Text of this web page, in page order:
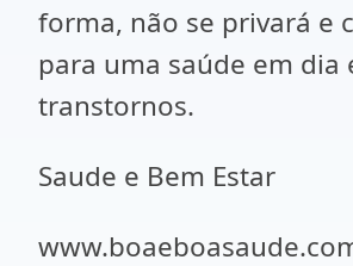
forma, não se privará e
para uma saúde em dia
transtornos.
Saude e Bem Estar